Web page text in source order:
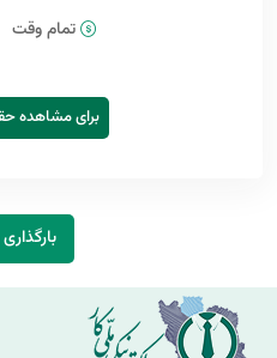
تمام وقت
برای مشاهده